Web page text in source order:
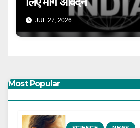
JUL 27, 2026
Most Popular